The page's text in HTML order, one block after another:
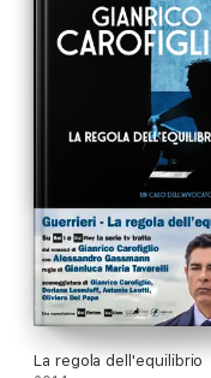
La regola dell'equilibrio